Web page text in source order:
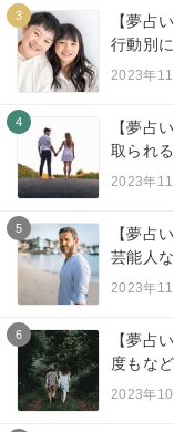
3
【夢占
行動別
2023年11
4
【夢占
取られ
2023年11
5
【夢占
芸能人
2023年11
6
【夢占
度もな
2023年10